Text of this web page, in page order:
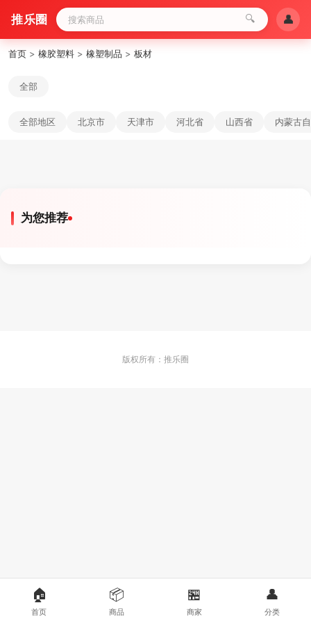
推乐圈 🔍 👤
首页 > 橡胶塑料 > 橡塑制品 > 板材
全部
全部地区 北京市 天津市 河北省 山西省 内蒙古
为您推荐
版权所有：推乐圈
🏠
首页
📦
商品
🏪
商家
👤
分类